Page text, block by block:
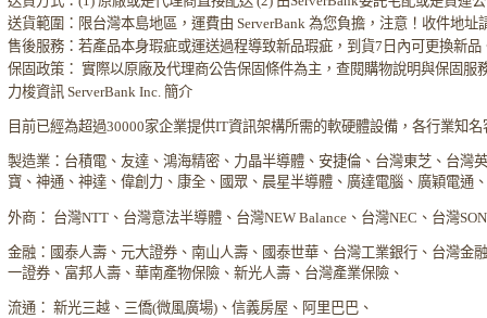
送貨範圍：限台灣本島地區，運費由 ServerBank 為您負擔，注意！收件地址
售後服務：若產品本身瑕疵或運送過程導致新品瑕疵，到貨7日內可更換新品
保固政策： 實際以原廠及代理商公告保固條件為主，查閱購物說明與保固服
力梭資訊 ServerBank Inc. 簡介
目前已經為超過30000家企業提供IT資訊架構所需的軟硬體設備，各行業知名
製造業：台積電、友達、鴻海精密、力晶半導體、安捷倫、台灣東芝、台
寶、神通、神達、偉創力、康全、國眾、晨星半導體、廣達電腦、廣穎電通
外商： 台灣NTT、台灣意法半導體、台灣NEW Balance、台灣NEC、台灣
金融：國泰人壽、元大證券、南山人壽、國泰世華、台灣工業銀行、台灣
一證券、富邦人壽、華南產物保險、新光人壽、台灣產業保險、
流通： 新光三越、三僑(微風廣場)、信義房屋、阿里巴巴、